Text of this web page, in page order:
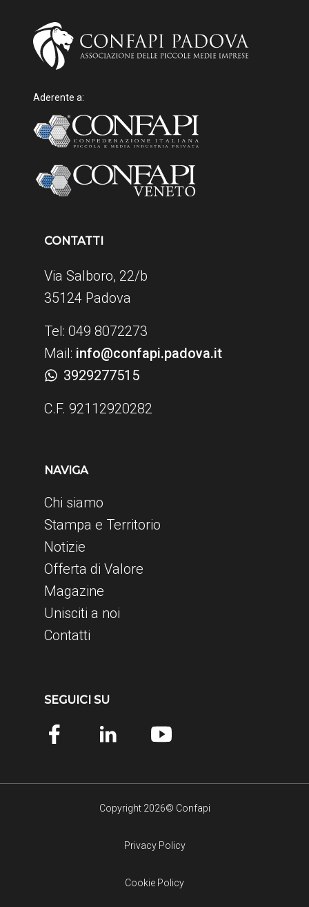
Aderente a:
CONTATTI
Via Salboro, 22/b
35124 Padova
Tel: 049 8072273
Mail: info@confapi.padova.it
3929277515
C.F. 92112920282
NAVIGA
Chi siamo
Stampa e Territorio
Notizie
Offerta di Valore
Magazine
Unisciti a noi
Contatti
SEGUICI SU
Copyright 2026© Confapi
Privacy Policy
Cookie Policy